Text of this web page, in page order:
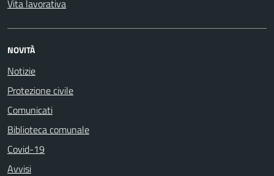
Vita lavorativa
NOVITÀ
Notizie
Protezione civile
Comunicati
Biblioteca comunale
Covid-19
Avvisi